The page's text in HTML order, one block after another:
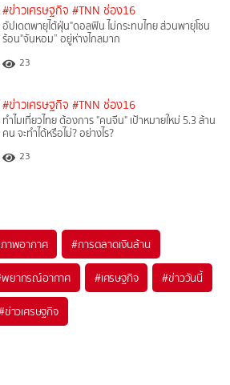
#ข่าวเศรษฐกิจ #TNN ช่อง16
อัปเดตพายุไต้ฝุ่น"ดอลฟิน ไม่กระทบไทย ส่วนพายุโซน
ร้อน"จันหอม” อยู่ห่างไกลมาก
23
#ข่าวเศรษฐกิจ #TNN ช่อง16
ทำไมเที่ยวไทย ต้องการ "คนจีน" เป้าหมายใหม่ 5.3 ล้าน
คน จะทำได้หรือไม่? อย่างไร?
23
าพอากาศ #การตลาดเงินล้าน
พยากรณ์อากาศ #เศรษฐกิจ #ข่าววันนี้
ข่าวเศรษฐกิจ